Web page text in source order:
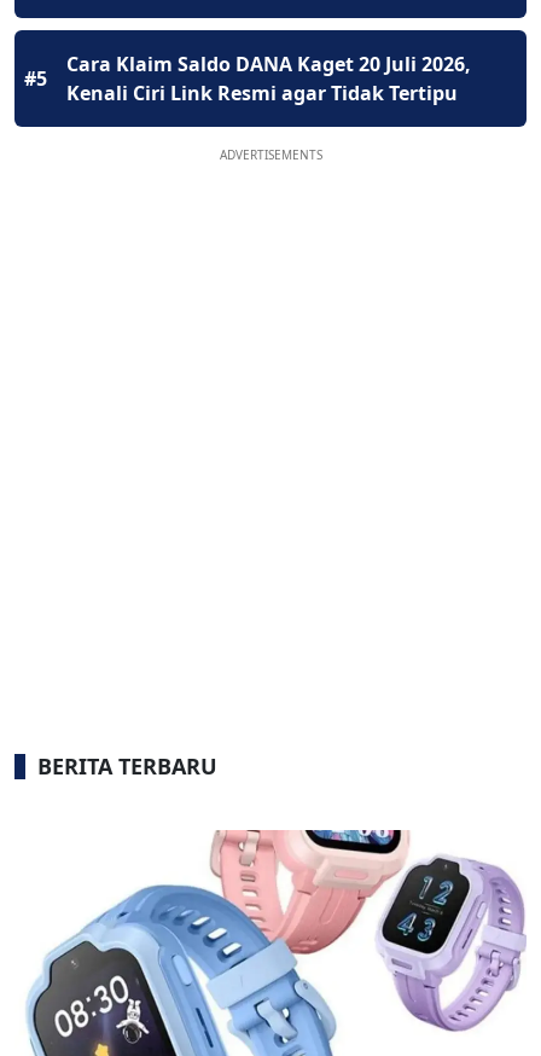
#5
Cara Klaim Saldo DANA Kaget 20 Juli 2026,
Kenali Ciri Link Resmi agar Tidak Tertipu
ADVERTISEMENTS
BERITA TERBARU